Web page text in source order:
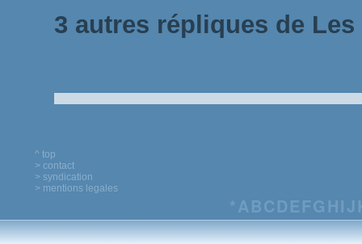
3 autres répliques de
^ top
> contact
> syndication
> mentions legales
*ABCDEFG HIJ